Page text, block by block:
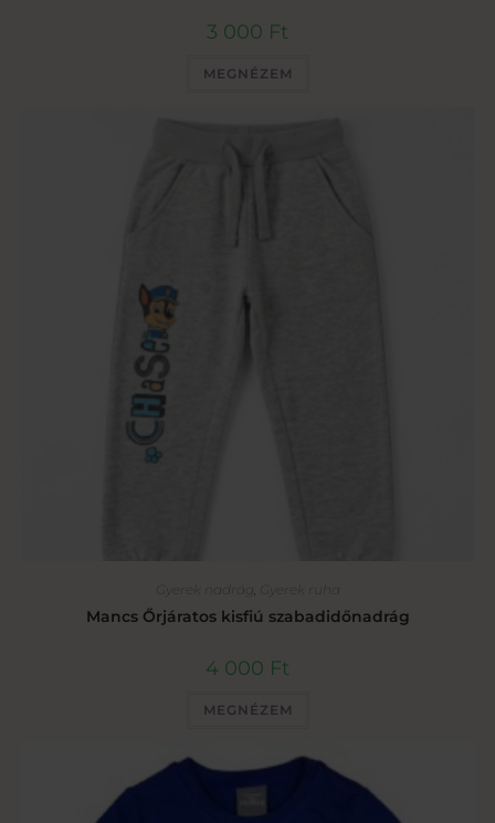
3 000 Ft
MEGNÉZEM
Gyerek nadrág Gyerek ruha
Mancs Őrjáratos kisfiú szabadidőnadrág
4 000 Ft
MEGNÉZEM